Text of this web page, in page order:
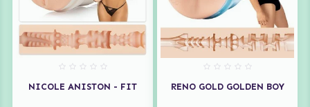
NICOLE ANISTON - FIT RENO GOLD GOLDEN BOY